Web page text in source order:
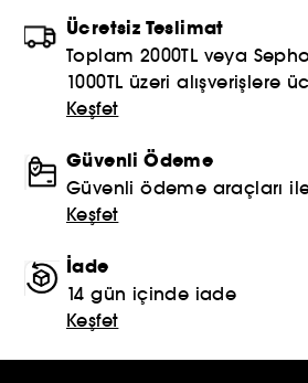
Ücretsiz Teslimat
Toplam 2000TL veya
1000TL üzeri alışverişlere
Keşfet
Güvenli Ödeme
Güvenli ödeme araçları ile
Keşfet
İade
14 gün içinde iade
Keşfet